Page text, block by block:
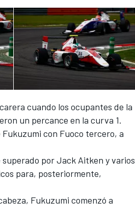
cuando los ocupantes de la
un percance en la curva 1.
con Fuoco tercero, a
por Jack Aitken y varios
para, posteriormente,
Fukuzumi comenzó a